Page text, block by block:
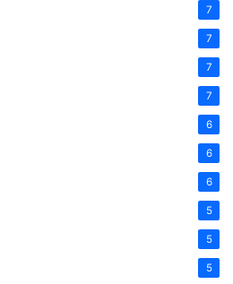
7
7
7
7
6
6
6
5
5
5